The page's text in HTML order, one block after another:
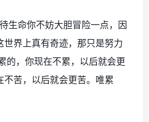
生命你不妨大胆冒险一点，因
界上真有奇迹，那只是努力
的，你现在不累，以后就会更
苦，以后就会更苦。唯累